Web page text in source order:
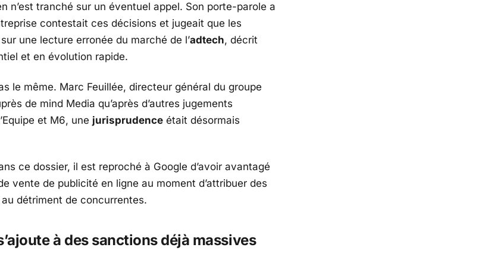
n’est tranché sur un éventuel appel. Son porte-parole a
contestait ces décisions et jugeait que les
une lecture erronée du marché de l’adtech, décrit
et en évolution rapide.
le même. Marc Feuillée, directeur général du groupe
de mind Media qu’après d’autres jugements
et M6, une jurisprudence était désormais
ce dossier, il est reproché à Google d’avoir avantagé
vente de publicité en ligne au moment d’attribuer des
détriment de concurrentes.
à des sanctions déjà massives